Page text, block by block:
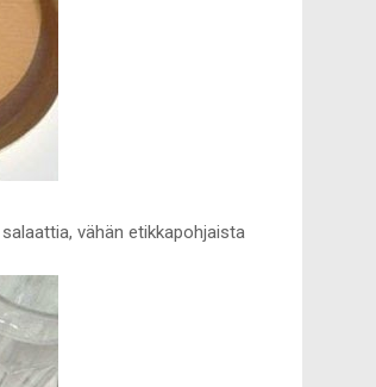
vähän etikkapohjaista